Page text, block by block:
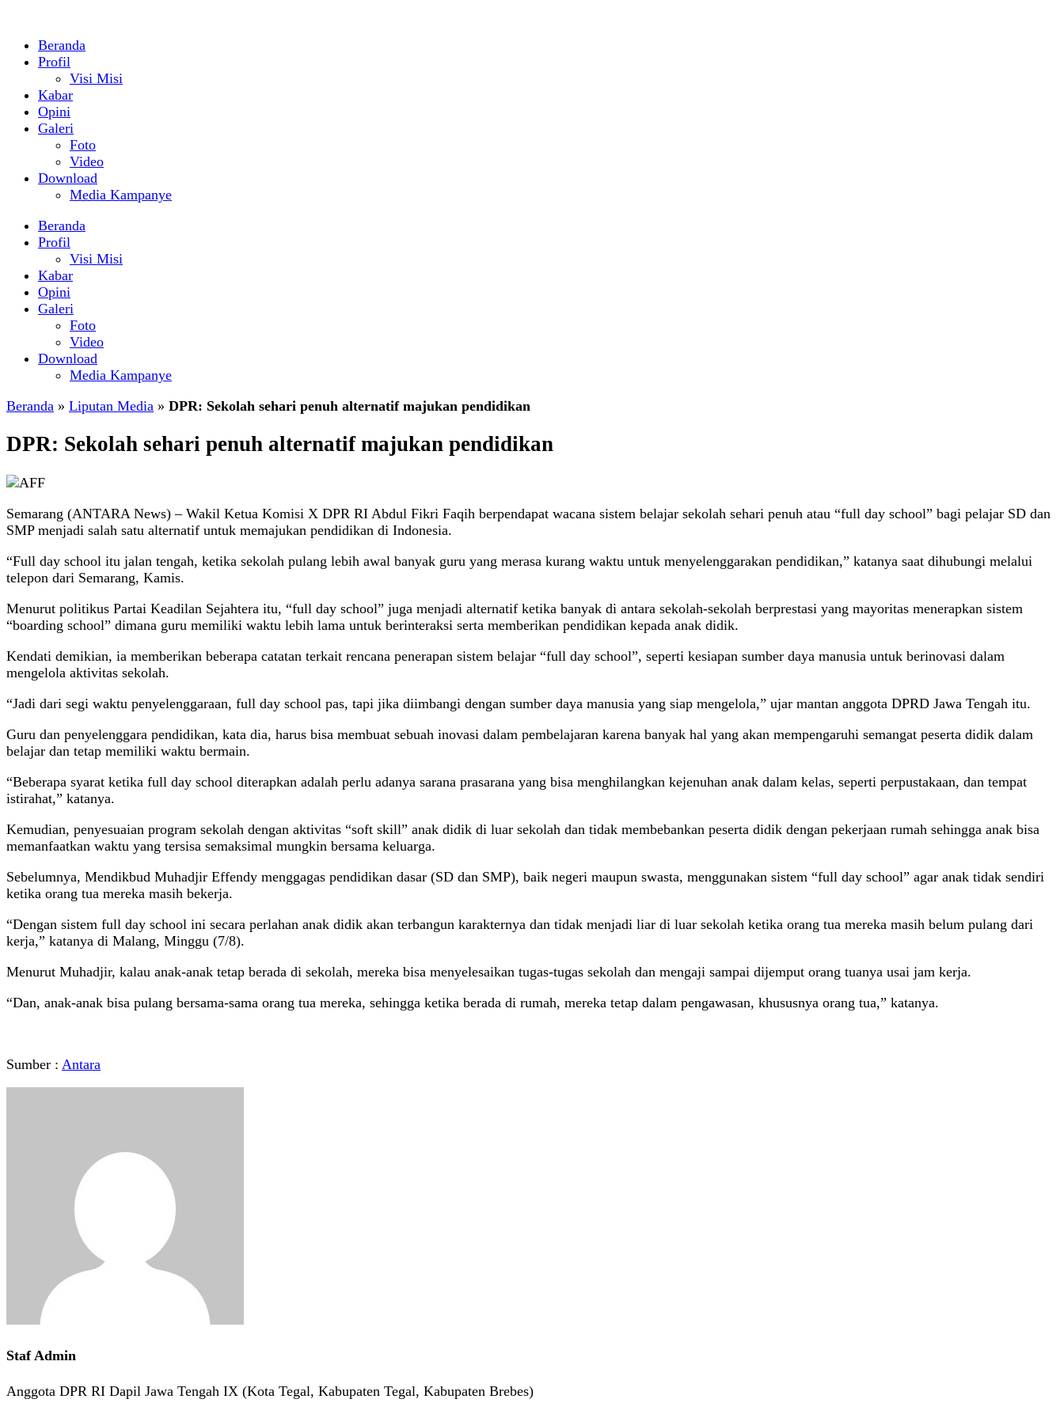
Beranda
Profil
Visi Misi
Kabar
Opini
Galeri
Foto
Video
Download
Media Kampanye
Beranda
Profil
Visi Misi
Kabar
Opini
Galeri
Foto
Video
Download
Media Kampanye
Beranda » Liputan Media » DPR: Sekolah sehari penuh alternatif majukan pendidikan
DPR: Sekolah sehari penuh alternatif majukan pendidikan
Semarang (ANTARA News) – Wakil Ketua Komisi X DPR RI Abdul Fikri Faqih berpendapat wacana sistem belajar sekolah sehari penuh atau “full day school” bagi pelajar SD dan
SMP menjadi salah satu alternatif untuk memajukan pendidikan di Indonesia.
“Full day school itu jalan tengah, ketika sekolah pulang lebih awal banyak guru yang merasa kurang waktu untuk menyelenggarakan pendidikan,” katanya saat dihubungi melalui
telepon dari Semarang, Kamis.
Menurut politikus Partai Keadilan Sejahtera itu, “full day school” juga menjadi alternatif ketika banyak di antara sekolah-sekolah berprestasi yang mayoritas menerapkan sistem
“boarding school” dimana guru memiliki waktu lebih lama untuk berinteraksi serta memberikan pendidikan kepada anak didik.
Kendati demikian, ia memberikan beberapa catatan terkait rencana penerapan sistem belajar “full day school”, seperti kesiapan sumber daya manusia untuk berinovasi dalam
mengelola aktivitas sekolah.
“Jadi dari segi waktu penyelenggaraan, full day school pas, tapi jika diimbangi dengan sumber daya manusia yang siap mengelola,” ujar mantan anggota DPRD Jawa Tengah itu.
Guru dan penyelenggara pendidikan, kata dia, harus bisa membuat sebuah inovasi dalam pembelajaran karena banyak hal yang akan mempengaruhi semangat peserta didik dalam
belajar dan tetap memiliki waktu bermain.
“Beberapa syarat ketika full day school diterapkan adalah perlu adanya sarana prasarana yang bisa menghilangkan kejenuhan anak dalam kelas, seperti perpustakaan, dan tempat
istirahat,” katanya.
Kemudian, penyesuaian program sekolah dengan aktivitas “soft skill” anak didik di luar sekolah dan tidak membebankan peserta didik dengan pekerjaan rumah sehingga anak bisa
memanfaatkan waktu yang tersisa semaksimal mungkin bersama keluarga.
Sebelumnya, Mendikbud Muhadjir Effendy menggagas pendidikan dasar (SD dan SMP), baik negeri maupun swasta, menggunakan sistem “full day school” agar anak tidak sendiri
ketika orang tua mereka masih bekerja.
“Dengan sistem full day school ini secara perlahan anak didik akan terbangun karakternya dan tidak menjadi liar di luar sekolah ketika orang tua mereka masih belum pulang dari
kerja,” katanya di Malang, Minggu (7/8).
Menurut Muhadjir, kalau anak-anak tetap berada di sekolah, mereka bisa menyelesaikan tugas-tugas sekolah dan mengaji sampai dijemput orang tuanya usai jam kerja.
“Dan, anak-anak bisa pulang bersama-sama orang tua mereka, sehingga ketika berada di rumah, mereka tetap dalam pengawasan, khususnya orang tua,” katanya.
Sumber : Antara
Staf Admin
Anggota DPR RI Dapil Jawa Tengah IX (Kota Tegal, Kabupaten Tegal, Kabupaten Brebes)